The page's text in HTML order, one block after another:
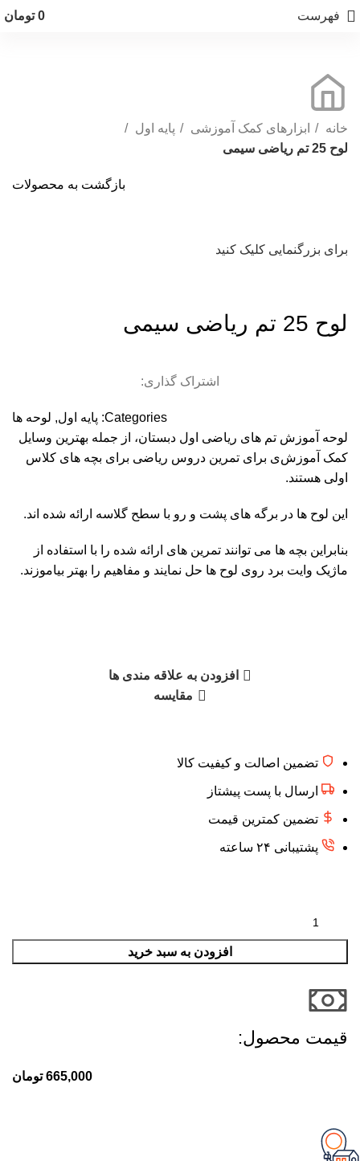
فهرست 0 تومان
خانه ابزارهای کمک آموزشی
پایه اول
لوح 25 تم ریاضی سیمی
بازگشت به محصولات
برای بزرگنمایی کلیک کنید
لوح 25 تم ریاضی سیمی
اشتراک گذاری:
Categories: پایه اول, لوحه ها
لوحه آموزش تم های ریاضی اول دبستان، از جمله بهترین وسایل
کمک آموزش‌ی برای تمرین دروس ریاضی برای بچه های کلاس
اولی هستند.
این لوح ها در برگه های پشت و رو با سطح گلاسه ارائه شده اند.
بنابراین بچه ها می توانند تمرین های ارائه شده را با استفاده از
ماژیک وایت برد روی لوح ها حل نمایند و مفاهیم را بهتر بیاموزند.
افزودن به علاقه مندی ها
مقایسه
تضمین اصالت و کیفیت کالا
ارسال با پست پیشتاز
تضمین کمترین قیمت
پشتیبانی ۲۴ ساعته
افزودن به سبد خرید
قیمت محصول:​
665,000 تومان